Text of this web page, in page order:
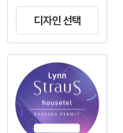
디자인 선택